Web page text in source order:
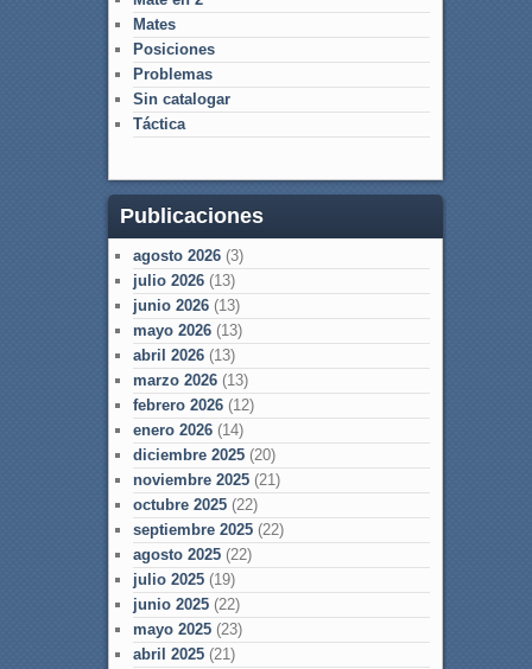
Mates
Posiciones
Problemas
Sin catalogar
Táctica
Publicaciones
agosto 2026(3)
julio 2026(13)
junio 2026(13)
mayo 2026(13)
abril 2026(13)
marzo 2026(13)
febrero 2026(12)
enero 2026(14)
diciembre 2025(20)
noviembre 2025(21)
octubre 2025(22)
septiembre 2025(22)
agosto 2025(22)
julio 2025(19)
junio 2025(22)
mayo 2025(23)
abril 2025(21)